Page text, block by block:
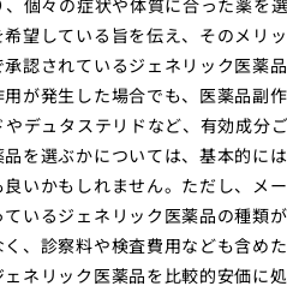
個々の症状や体質に合った薬を
望している旨を伝え、そのメリ
認されているジェネリック医薬
が発生した場合でも、医薬品副
デュタステリドなど、有効成分
を選ぶかについては、基本的に
いかもしれません。ただし、メ
いるジェネリック医薬品の種類
、診察料や検査費用なども含め
ネリック医薬品を比較的安価に